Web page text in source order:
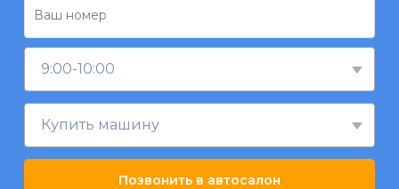
9:00-10:00
Купить машину
Позвонить в автосалон